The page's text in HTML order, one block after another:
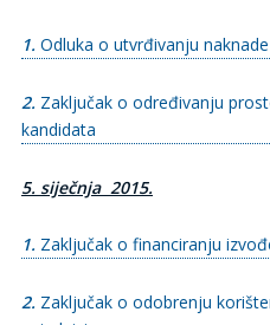
1. Odluka o utvrđivanju
2. Zaključak o određivanju
kandidata
5. siječnja 2015.
1. Zaključak o financiranju
2. Zaključak o odobrenju